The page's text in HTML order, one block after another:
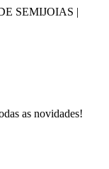
SEMIJOIAS |
as novidades!